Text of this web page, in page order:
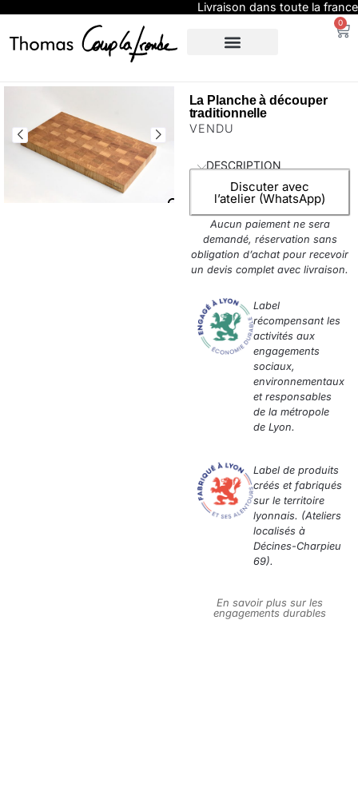
Livraison dans toute la france
0
La Planche à découper
traditionnelle
VENDU
DESCRIPTION
Discuter avec
l’atelier (WhatsApp)
Aucun paiement ne sera
demandé, réservation sans
obligation d’achat pour recevoir
un devis complet avec livraison.
Label
récompensant les
activités aux
engagements
sociaux,
environnementaux
et responsables
de la métropole
de Lyon.
Label de produits
créés et fabriqués
sur le territoire
lyonnais. (Ateliers
localisés à
Décines-Charpieu
69).
En savoir plus sur les
engagements durables